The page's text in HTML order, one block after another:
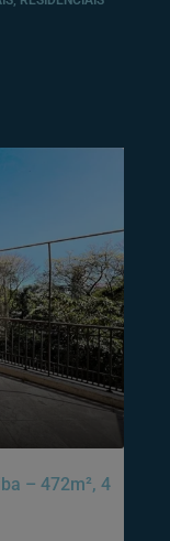
– 472m², 4